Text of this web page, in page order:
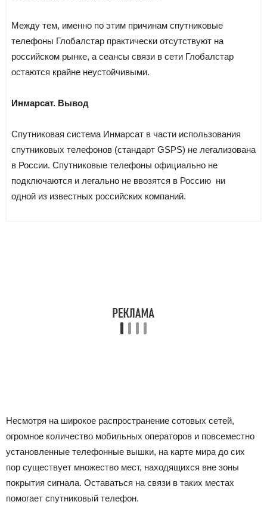
Между тем, именно по этим причинам спутниковые
телефоны Глобалстар практически отсутствуют на
российском рынке, а сеансы связи в сети Глобалстар
остаются крайне неустойчивыми.
Инмарсат. Вывод
Спутниковая система Инмарсат в части использования
спутниковых телефонов (стандарт GSPS) не легализована
в России. Спутниковые телефоны официально не
подключаются и легально не ввозятся в Россию ни
одной из известных российских компаний.
Несмотря на широкое распространение сотовых сетей,
огромное количество мобильных операторов и повсеместно
установленные телефонные вышки, на карте мира до сих
пор существует множество мест, находящихся вне зоны
покрытия сигнала. Оставаться на связи в таких местах
помогает спутниковый телефон.